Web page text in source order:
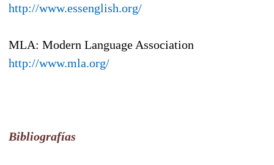
http://www.essenglish.org/
MLA: Modern Language Association
http://www.mla.org/
Bibliografías